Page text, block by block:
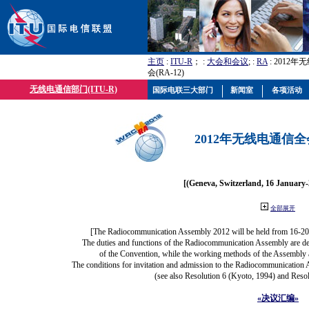
主页 : ITU-R ； : 大会和会议; : RA: 2012年
会(RA-12)
无线电通信部门(ITU-R)
2012年无线电通信
[(Geneva, Switzerland, 16
全部展开
[The Radiocommunication Assembly 2012 will be held from 16-
The duties and functions of the Radiocommunication Assembly are
of the Convention, while the working methods of the
The conditions for invitation and admission to the
(see also Resolution 6 (Kyoto, 1994) and
«决议汇编»
国际电联三大部门 新闻室 各项活动